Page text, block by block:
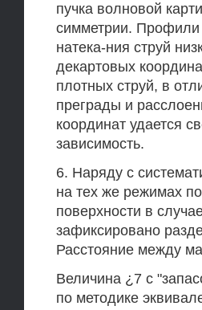
пучка волновой
симметрии. Профили
натека-ния струй
декартовых
плотных струй, в
преграды и
координат удается
зависимость.
6. Наряду с
на тех же режимах
поверхности в
зафиксировано
Расстояние между
Величина ¿7 с
по методике